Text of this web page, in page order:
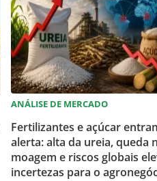
ANÁLISE DE MERCADO
Fertilizantes e açúcar
alerta: alta da ureia, queda
moagem e riscos globais
incertezas para o